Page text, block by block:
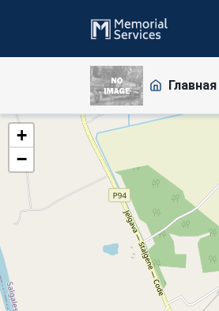
Главная
+
−